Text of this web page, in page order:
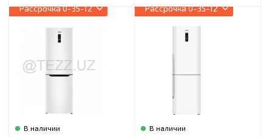
Рассрочка0-35-12
В наличии
Рассрочка0-35-12
В наличии